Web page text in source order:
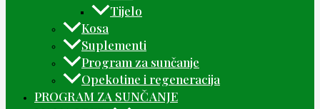
Tijelo
Kosa
Suplementi
Program za sunčanje
Opekotine i regeneracija
PROGRAM ZA SUNČANJE